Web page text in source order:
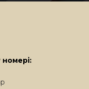
номері: